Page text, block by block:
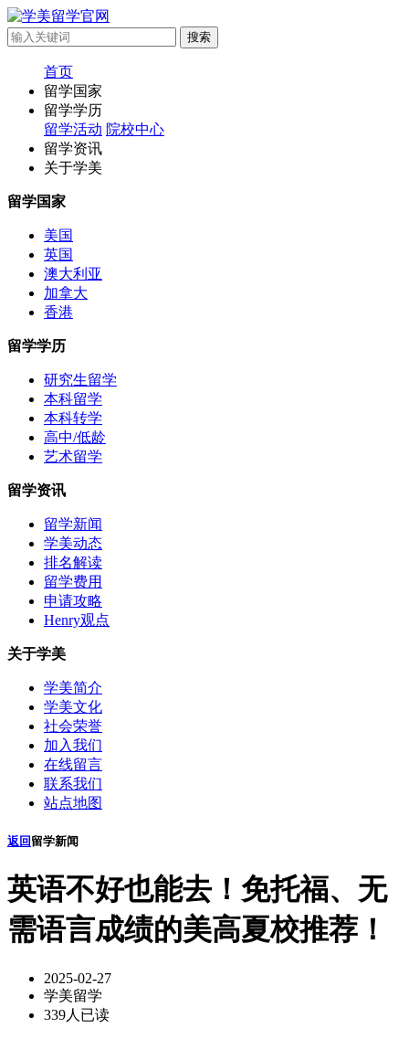
首页
留学国家
留学学历
留学活动 院校中心
留学资讯
关于学美
留学国家
美国
英国
澳大利亚
加拿大
香港
留学学历
研究生留学
本科留学
本科转学
高中/低龄
艺术留学
留学资讯
留学新闻
学美动态
排名解读
留学费用
申请攻略
Henry观点
关于学美
学美简介
学美文化
社会荣誉
加入我们
在线留言
联系我们
站点地图
返回 留学新闻
英语不好也能去！免托福、无
需语言成绩的美高夏校推荐！
2025-02-27
学美留学
339人已读